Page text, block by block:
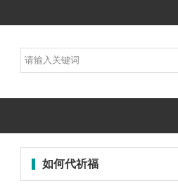
如何代祈福